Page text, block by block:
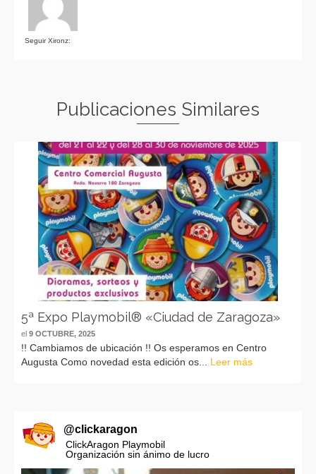
Seguir Xironz:
Publicaciones Similares
5ª Expo Playmobil® «Ciudad de Zaragoza»
el 9 OCTUBRE, 2025
!! Cambiamos de ubicación !! Os esperamos en Centro
Augusta Como novedad esta edición os... Leer más
@clickaragon
ClickAragon Playmobil
Organización sin ánimo de lucro